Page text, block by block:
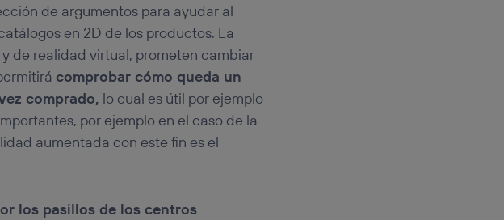
de argumentos para ayudar al
en 2D de los productos. La
de realidad virtual, prometen cambiar
comprobar cómo queda un
comprado, lo cual es útil por ejemplo
por ejemplo en el caso de la
aumentada con este fin es el
los pasillos de los centros